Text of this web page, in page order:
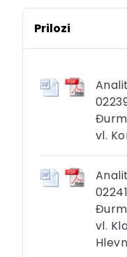
Prilozi
vl.
vl.